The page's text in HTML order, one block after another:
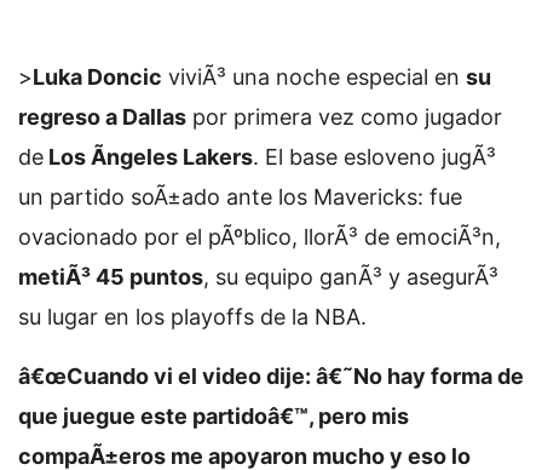
>Luka Doncic viviÃ³ una noche especial en su
regreso a Dallas por primera vez como jugador
de Los Ãngeles Lakers. El base esloveno jugÃ³
un partido soÃ±ado ante los Mavericks: fue
ovacionado por el pÃºblico, llorÃ³ de emociÃ³n,
metiÃ³ 45 puntos, su equipo ganÃ³ y asegurÃ³
su lugar en los playoffs de la NBA.
â€œCuando vi el video dije: â€˜No hay forma de
que juegue este partidoâ€™, pero mis
compaÃ±eros me apoyaron mucho y eso lo